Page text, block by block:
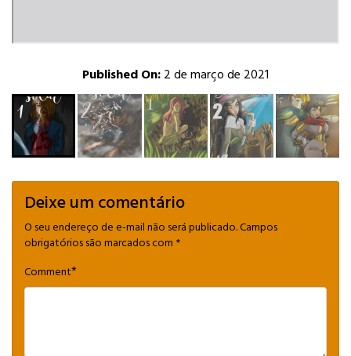
Published On:2 de março de 2021
Deixe um comentário
O seu endereço de e-mail não será publicado.Campos
obrigatórios são marcados com *
Comment*